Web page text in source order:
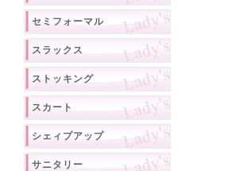
セミフォーマル
スラックス
ストッキング
スカート
シェィプアップ
サニタリー